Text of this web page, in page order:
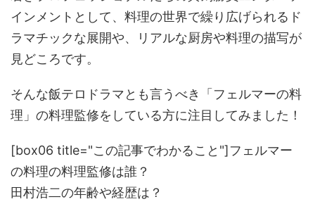
インメントとして、料理の世界で繰り広げられるド
ラマチックな展開や、リアルな厨房や料理の描写が
見どころです。
そんな飯テロドラマとも言うべき「フェルマーの料
理」の料理監修をしている方に注目してみました！
[box06 title="この記事でわかること"]フェルマー
の料理の料理監修は誰？
田村浩二の年齢や経歴は？